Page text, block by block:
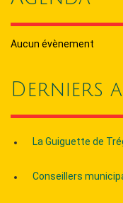
Aucun évènement
Derniers
La Guiguette de
Conseillers